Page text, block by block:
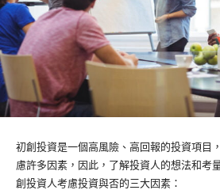
初創投資是一個高風險、高回報的投資項目
慮許多因素，因此，了解投資人的想法和考
創投資人考慮投資與否的三大因素：